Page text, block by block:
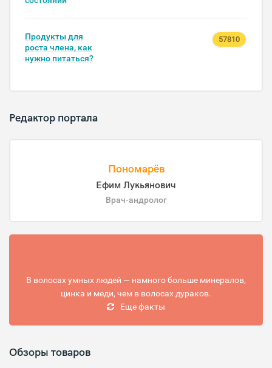
Продукты для
роста члена, как
нужно питаться?
57810
Редактор портала
Пономарёв
Ефим Лукьянович
Врач-андролог
В волосах умных людей — намного больше минералов,
цинка и меди, чем в волосах дураков.
Еще факты
Обзоры товаров